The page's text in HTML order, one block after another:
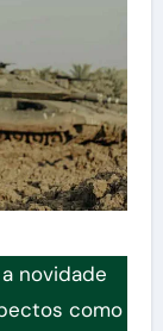
novidade
como